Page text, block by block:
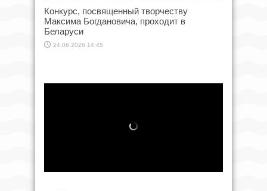
Конкурс, посвященный творчеству
Максима Богдановича, проходит в
Беларуси
24.06.2026 14:45